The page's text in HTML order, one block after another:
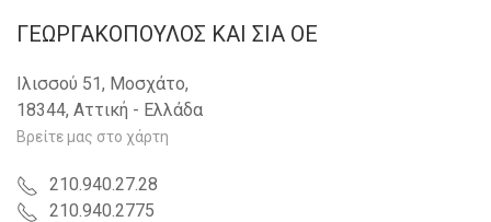
ΓΕΩΡΓΑΚΟΠΟΥΛΟΣ KAI ΣΙΑ OE
Ιλισσού 51, Μοσχάτο,
18344, Αττική - Ελλάδα
Βρείτε μας στο χάρτη
210.940.27.28
210.940.2775